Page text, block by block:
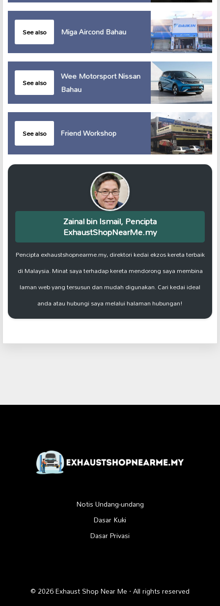
See also Miga Aircond Bahau
See also
Wee Motorsport Nissan
Bahau
See also Friend Workshop
Zainal bin Ismail, Pencipta
ExhaustShopNearMe.my
Pencipta exhaustshopnearme.my, direktori kedai ekzos kereta terbaik
di Malaysia. Minat saya terhadap kereta mendorong saya membina
laman web yang tersusun dan mudah digunakan. Cari kedai ideal
anda atau hubungi saya melalui halaman hubungan!
Notis Undang-undang
Dasar Kuki
Dasar Privasi
© 2026 Exhaust Shop Near Me · All rights reserved